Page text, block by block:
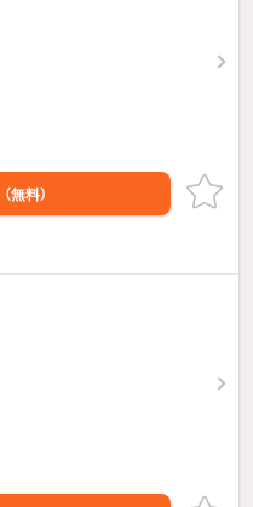
（無料）